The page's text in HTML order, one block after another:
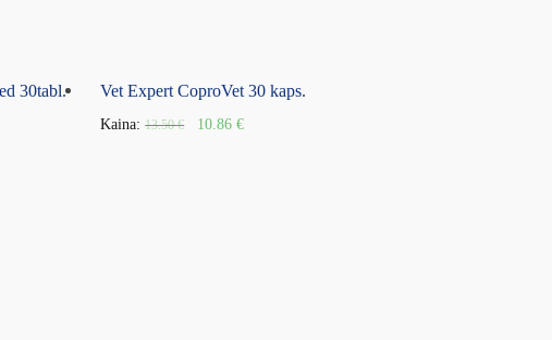
30tabl. Vet Expert CoproVet 30 kaps.
Kaina:13.50€ 10.86€